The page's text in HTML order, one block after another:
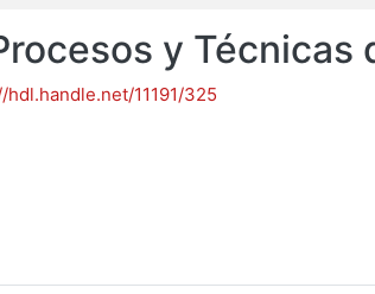
y Técnicas
hdl.handle.net/11191/325